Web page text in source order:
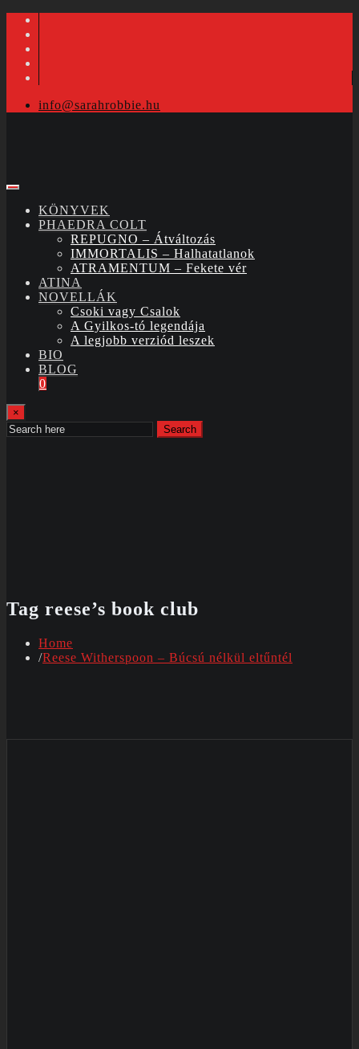
info@sarahrobbie.hu
KÖNYVEK
PHAEDRA COLT
REPUGNO – Átváltozás
IMMORTALIS – Halhatatlanok
ATRAMENTUM – Fekete vér
ATINA
NOVELLÁK
Csoki vagy Csalok
A Gyilkos-tó legendája
A legjobb verziód leszek
BIO
BLOG
0
×
Search
Tag reese’s book club
Home
Reese Witherspoon – Búcsú nélkül eltűntél